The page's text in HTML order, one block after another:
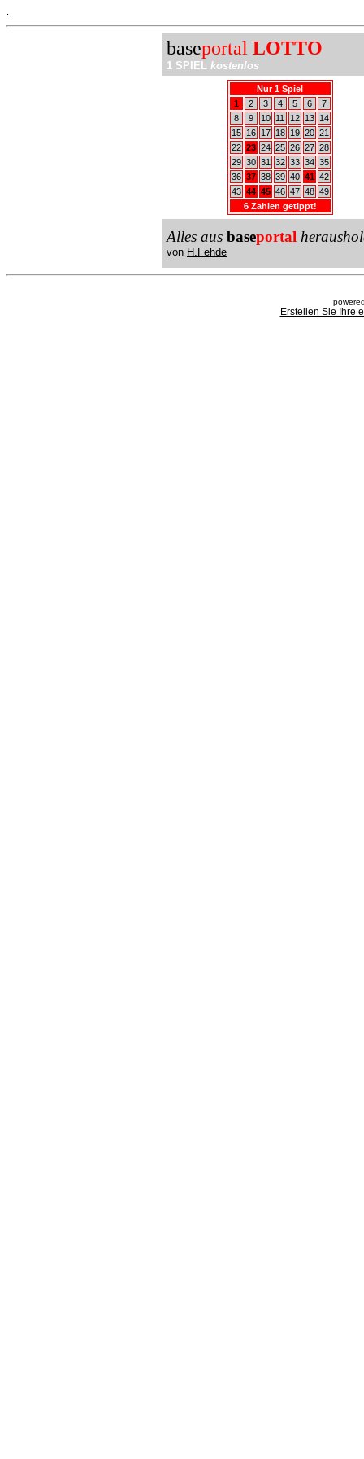
baseportal LOTTO
1 SPIEL kostenlos
Nur 1 Spiel
1
2 3 4 5 6
7
8
9 10 11 12 13
14
15
16 17 18 19 20 21
22 23 24 25 26 27 28
29 30 31 32 33 34 35
36 37 38 39 40 41 42
43 44 45 46 47 48 49
6 Zahlen getippt!
Alles aus baseportal
von H.Fehde
Erstellen Sie Ihre